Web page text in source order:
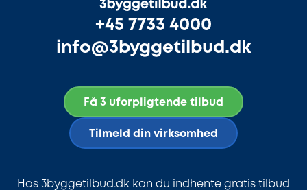
+45 7733 4000
info@3byggetilbud.dk
Få 3 uforpligtende tilbud
Tilmeld din virksomhed
Hos 3byggetilbud.dk kan du indhente gratis tilbud